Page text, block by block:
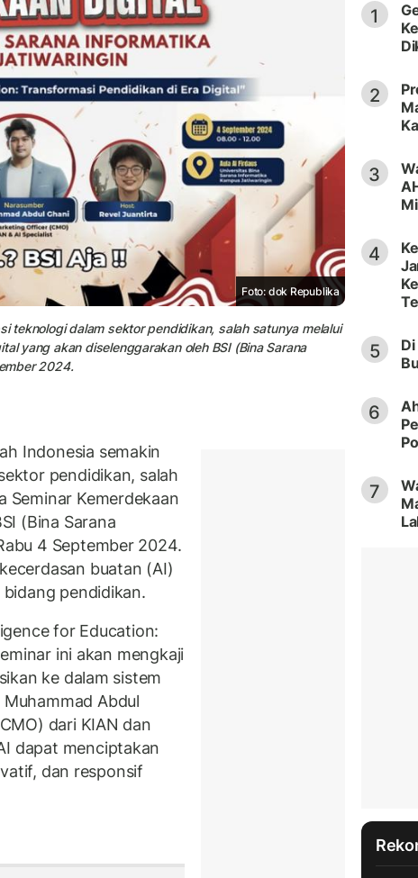
Foto: dok Republika
teknologi dalam sektor pendidikan, salah satunya melalui
yang akan diselenggarakan oleh BSI (Bina Sarana
2024.
Indonesia semakin
pendidikan, salah
Seminar Kemerdekaan
(Bina Sarana
4 September 2024.
buatan (AI)
pendidikan.
for Education:
ini akan mengkaji
ke dalam sistem
Abdul
dari KIAN dan
dapat menciptakan
dan responsif
1
2
3
4
5
6
7